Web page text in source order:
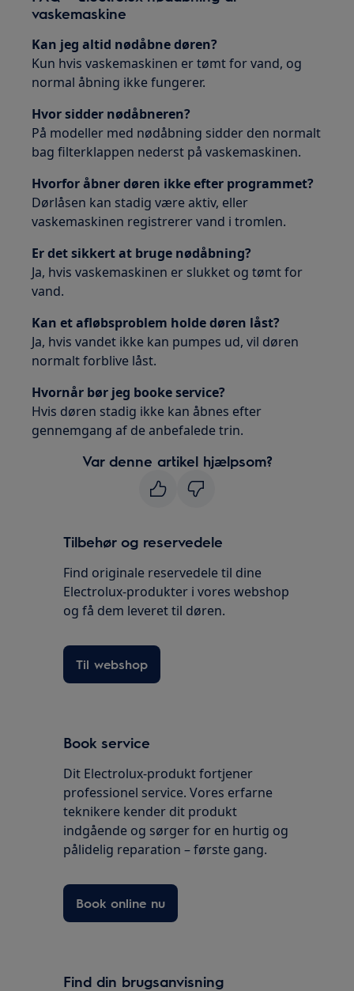
vaskemaskine
Kan jeg altid nødåbne døren?
Kun hvis vaskemaskinen er tømt for vand, og
normal åbning ikke fungerer.
Hvor sidder nødåbneren?
På modeller med nødåbning sidder den normalt
bag filterklappen nederst på vaskemaskinen.
Hvorfor åbner døren ikke efter programmet?
Dørlåsen kan stadig være aktiv, eller
vaskemaskinen registrerer vand i tromlen.
Er det sikkert at bruge nødåbning?
Ja, hvis vaskemaskinen er slukket og tømt for
vand.
Kan et afløbsproblem holde døren låst?
Ja, hvis vandet ikke kan pumpes ud, vil døren
normalt forblive låst.
Hvornår bør jeg booke service?
Hvis døren stadig ikke kan åbnes efter
gennemgang af de anbefalede trin.
Var denne artikel hjælpsom?
Tilbehør og reservedele
Find originale reservedele til dine
Electrolux-produkter i vores webshop
og få dem leveret til døren.
Til webshop
Book service
Dit Electrolux-produkt fortjener
professionel service. Vores erfarne
teknikere kender dit produkt
indgående og sørger for en hurtig og
pålidelig reparation – første gang.
Book online nu
Find din brugsanvisning